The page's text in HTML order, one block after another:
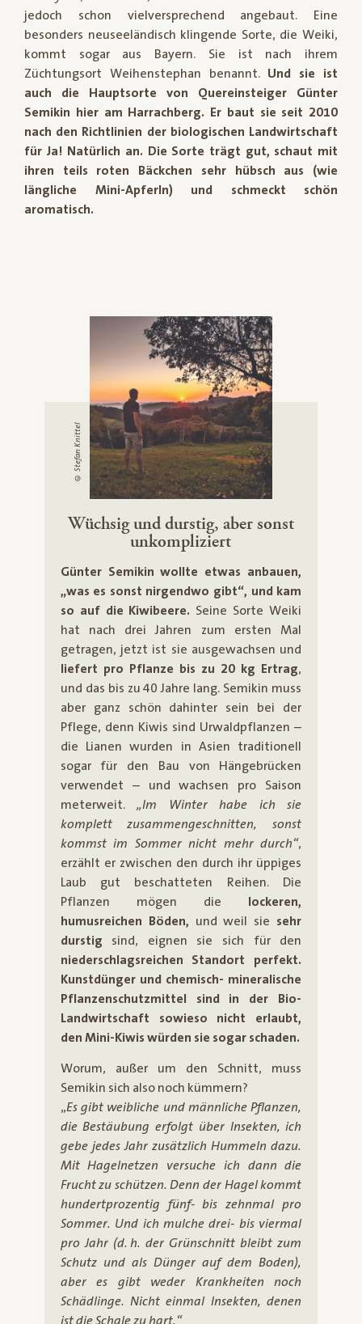
jedoch schon vielversprechend angebaut. Eine
besonders neuseeländisch klingende Sorte, die Weiki,
kommt sogar aus Bayern. Sie ist nach ihrem
Züchtungsort Weihenstephan benannt. Und sie ist
auch die Hauptsorte von Quereinsteiger Günter
Semikin hier am Harrachberg. Er baut sie seit 2010
nach den Richtlinien der biologischen Landwirtschaft
für Ja! Natürlich an. Die Sorte trägt gut, schaut mit
ihren teils roten Bäckchen sehr hübsch aus (wie
längliche Mini-Apferln) und schmeckt schön
aromatisch.
© Stefan Knittel
Wüchsig und durstig, aber sonst
unkompliziert
Günter Semikin wollte etwas anbauen,
„was es sonst nirgendwo gibt“, und kam
so auf die Kiwibeere. Seine Sorte Weiki
hat nach drei Jahren zum ersten Mal
getragen, jetzt ist sie ausgewachsen und
liefert pro Pflanze bis zu 20 kg Ertrag,
und das bis zu 40 Jahre lang. Semikin muss
aber ganz schön dahinter sein bei der
Pflege, denn Kiwis sind Urwaldpflanzen –
die Lianen wurden in Asien traditionell
sogar für den Bau von Hängebrücken
verwendet – und wachsen pro Saison
meterweit.„Im Winter habe ich sie
komplett zusammengeschnitten, sonst
kommst im Sommer nicht mehr durch“,
erzählt er zwischen den durch ihr üppiges
Laub gut beschatteten Reihen. Die
Pflanzen mögen die lockeren,
humusreichen Böden, und weil sie sehr
durstig sind, eignen sie sich für den
niederschlagsreichen Standort perfekt.
Kunstdünger und chemisch- mineralische
Pflanzenschutzmittel sind in der Bio-
Landwirtschaft sowieso nicht erlaubt,
den Mini-Kiwis würden sie sogar schaden.
Worum, außer um den Schnitt, muss
Semikin sich also noch kümmern?
„Es gibt weibliche und männliche Pflanzen,
die Bestäubung erfolgt über Insekten, ich
gebe jedes Jahr zusätzlich Hummeln dazu.
Mit Hagelnetzen versuche ich dann die
Frucht zu schützen. Denn der Hagel kommt
hundertprozentig fünf- bis zehnmal pro
Sommer. Und ich mulche drei- bis viermal
pro Jahr (d. h. der Grünschnitt bleibt zum
Schutz und als Dünger auf dem Boden),
aber es gibt weder Krankheiten noch
Schädlinge. Nicht einmal Insekten, denen
ist die Schale zu hart.“